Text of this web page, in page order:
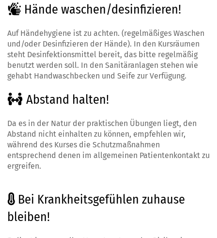
Hände waschen/desinfizieren!
Auf Händehygiene ist zu achten. (regelmäßiges Waschen
und/oder Desinfizieren der Hände). In den Kursräumen
steht Desinfektionsmittel bereit, das bitte regelmäßig
benutzt werden soll. In den Sanitäranlagen stehen wie
gehabt Handwaschbecken und Seife zur Verfügung.
Abstand halten!
Da es in der Natur der praktischen Übungen liegt, den
Abstand nicht einhalten zu können, empfehlen wir,
während des Kurses die Schutzmaßnahmen
entsprechend denen im allgemeinen Patientenkontakt zu
ergreifen.
Bei Krankheitsgefühlen zuhause
bleiben!